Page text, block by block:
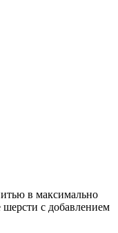
в максимально
с добавлением